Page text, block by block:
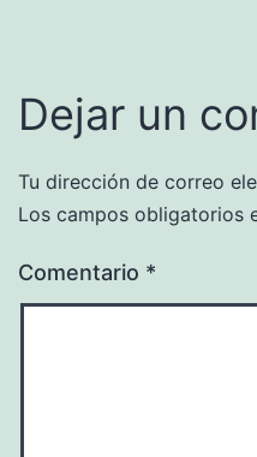
Dejar un
Tu dirección de correo
Los campos obligatorios
Comentario *